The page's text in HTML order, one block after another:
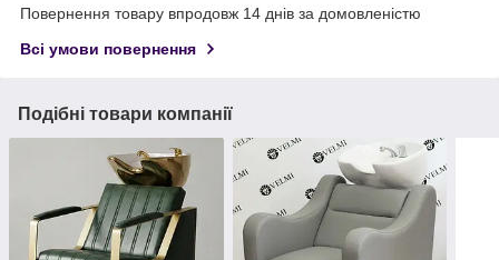
Повернення товару впродовж 14 днів за домовленістю
Всі умови повернення
Подібні товари компанії